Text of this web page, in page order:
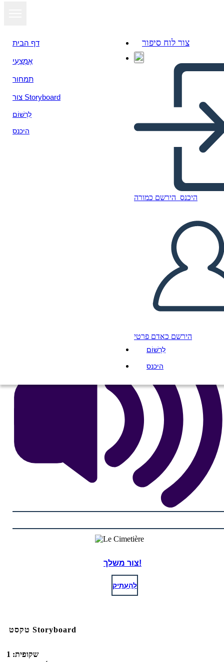
דף הבית
אֶמְצָעִי
תמחור
צור Storyboard
לִרְשׁוֹם
היכנס
צור לוח סיפור
היכנס הירשם כמורה
הירשם כאדם פרטי
לִרְשׁוֹם
היכנס
צור משלך!
לְהַעְתִיק
טקסט Storyboard
שקופית: 1